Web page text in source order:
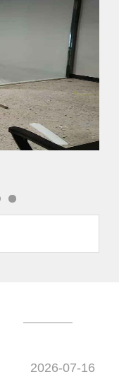
2026-07-16